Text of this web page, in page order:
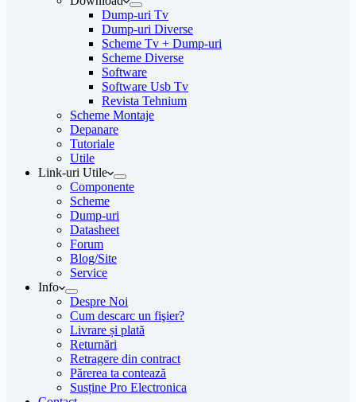
Dump-uri Tv
Dump-uri Diverse
Scheme Tv + Dump-uri
Scheme Diverse
Software
Software Usb Tv
Revista Tehnium
Scheme Montaje
Depanare
Tutoriale
Utile
Link-uri Utile
Componente
Scheme
Dump-uri
Datasheet
Forum
Blog/Site
Service
Info
Despre Noi
Cum descarc un fişier?
Livrare și plată
Returnări
Retragere din contract
Părerea ta contează
Susține Pro Electronica